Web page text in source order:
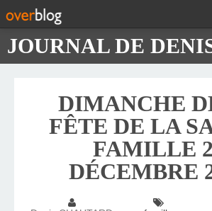
DIMANCHE
FÊTE DE LA
FAMILLE
DÉCEMBRE